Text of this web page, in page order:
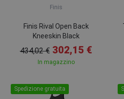
Finis
Finis Rival Open Back
Kneeskin Black
434,02 € 302,15 €
In magazzino
Spedizione gratuita